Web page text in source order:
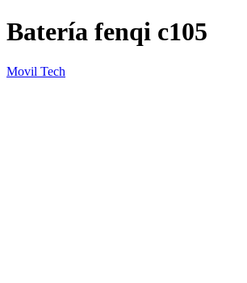
Batería fenqi c105
Movil Tech